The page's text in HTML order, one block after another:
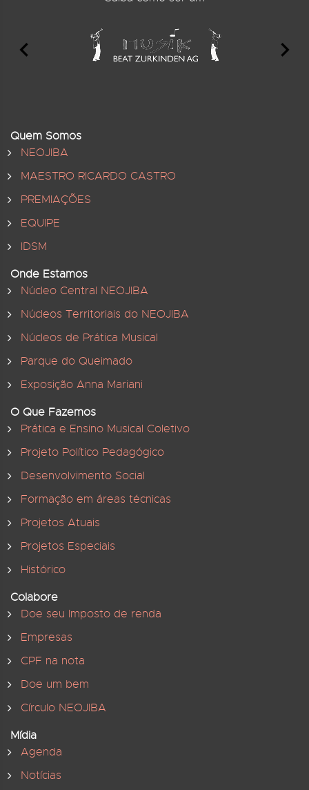
Quem Somos
NEOJIBA
MAESTRO RICARDO CASTRO
PREMIAÇÕES
EQUIPE
IDSM
Onde Estamos
Núcleo Central NEOJIBA
Núcleos Territoriais do NEOJIBA
Núcleos de Prática Musical
Parque do Queimado
Exposição Anna Mariani
O Que Fazemos
Prática e Ensino Musical Coletivo
Projeto Político Pedagógico
Desenvolvimento Social
Formação em áreas técnicas
Projetos Atuais
Projetos Especiais
Histórico
Colabore
Doe seu Imposto de renda
Empresas
CPF na nota
Doe um bem
Círculo NEOJIBA
Mídia
Agenda
Notícias